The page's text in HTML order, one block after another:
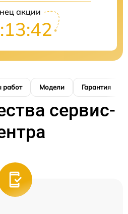
акции
работ Модели Гарантия
сервис-